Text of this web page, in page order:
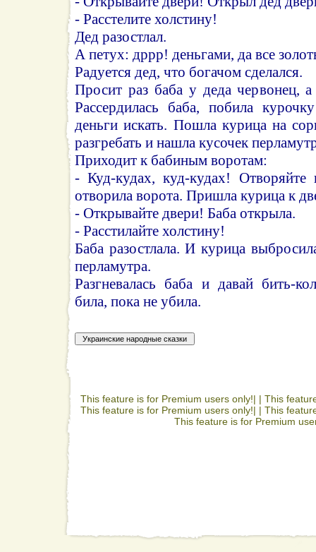
- Расстелите холстину!
Дед разостлал.
А петух: дррр! деньгами, да все
Радуется дед, что богачом сделался.
Просит раз баба у деда червонец, а
Рассердилась баба, побила
деньги искать. Пошла курица на
разгребать и нашла кусочек
Приходит к бабиным воротам:
- Куд-кудах, куд-кудах!
отворила ворота. Пришла курица к
- Открывайте двери! Баба открыла.
- Расстилайте холстину!
Баба разостлала. И курица
перламутра.
Разгневалась баба и давай бить-
била, пока не убила.
This feature is for Premium users only!| | This
This feature is for Premium users only!| | This
This feature is for Premium